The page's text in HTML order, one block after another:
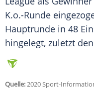
K.o.-Runde
Hauptrunde in 48
hingelegt, zuletzt
Quelle:2020 Sport-